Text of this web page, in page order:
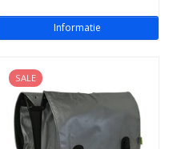
Informatie
SALE